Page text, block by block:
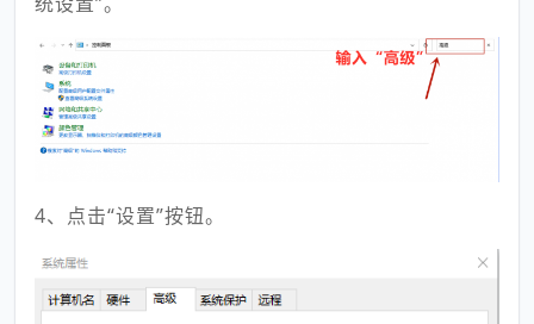
4、点击“设置”按钮。